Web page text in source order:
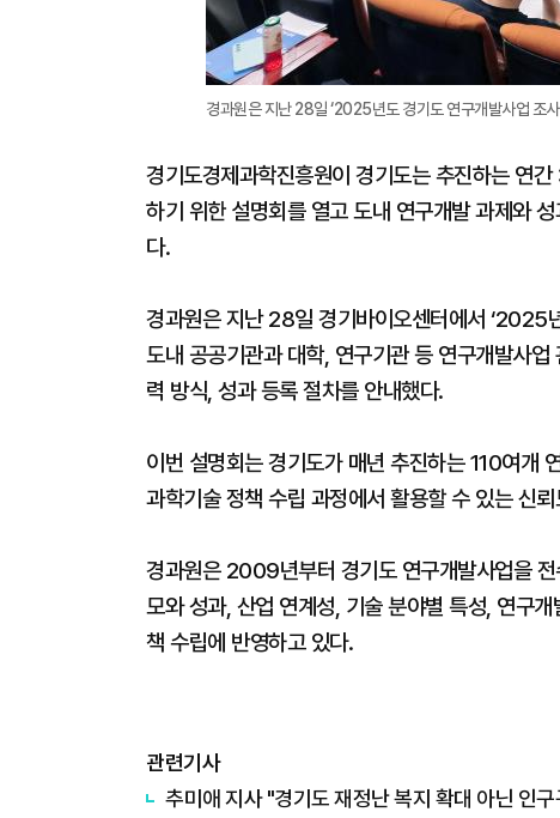
경과원은 지난 28일 ‘2025년도 경기도 연구개발사업 조
경기도경제과학진흥원이 경기도는 추진하는 연
하기 위한 설명회를 열고 도내 연구개발 과제와
다.
경과원은 지난 28일 경기바이오센터에서 ‘2025
도내 공공기관과 대학, 연구기관 등 연구개발사
력 방식, 성과 등록 절차를 안내했다.
이번 설명회는 경기도가 매년 추진하는 110여개
과학기술 정책 수립 과정에서 활용할 수 있는 신
경과원은 2009년부터 경기도 연구개발사업을
모와 성과, 산업 연계성, 기술 분야별 특성, 연구
책 수립에 반영하고 있다.
관련기사
추미애 지사 "경기도 재정난 복지 확대 아닌 인